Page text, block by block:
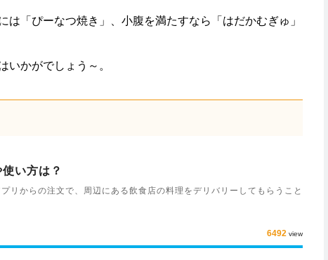
「ぴーなつ焼き」、小腹を満たすなら「はだかむぎゅ」
いかがでしょう～。
6492 view
い方は？
からの注文で、周辺にある飲食店の料理をデリバリーしてもらうこと